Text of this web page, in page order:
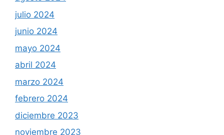
julio 2024
junio 2024
mayo 2024
abril 2024
marzo 2024
febrero 2024
diciembre 2023
noviembre 2023